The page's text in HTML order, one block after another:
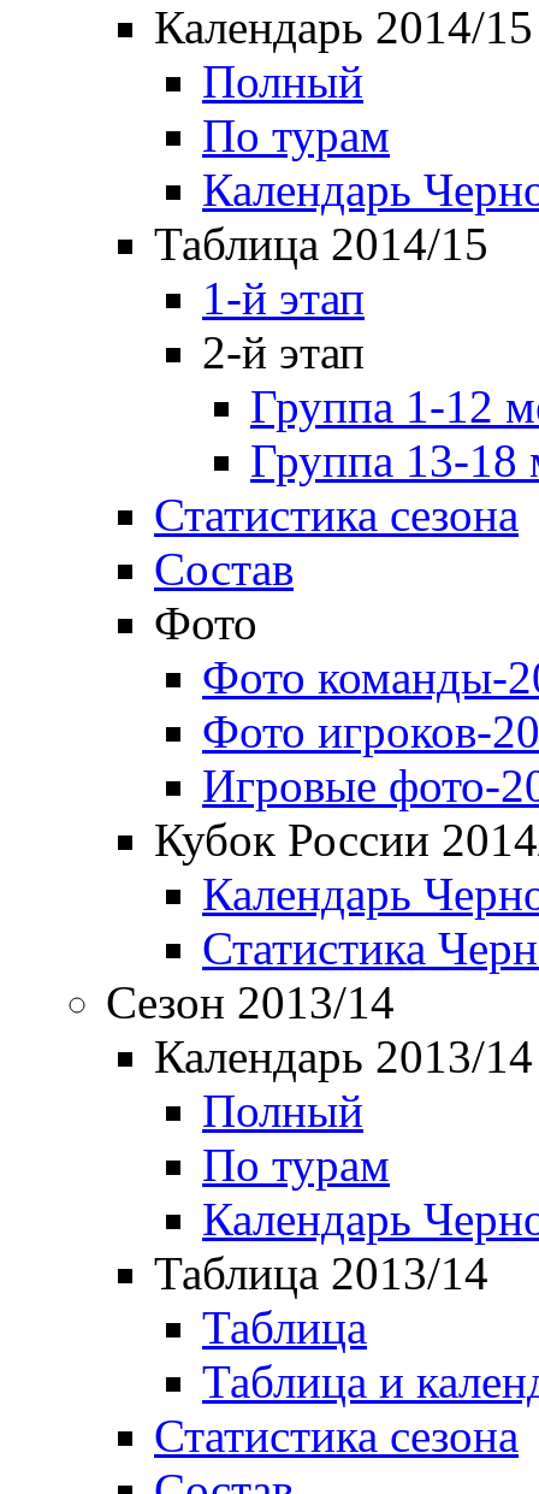
Календарь 2014/15
Полный
По турам
Календарь
Таблица 2014/15
1-й этап
2-й этап
Группа 1-12
Группа 13-18
Статистика сезона
Состав
Фото
Фото команды-
Фото игроков-
Игровые фото-
Кубок России
Календарь
Статистика
Сезон 2013/14
Календарь 2013/14
Полный
По турам
Календарь
Таблица 2013/14
Таблица
Таблица и
Статистика сезона